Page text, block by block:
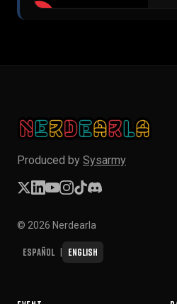
Produced by Sysarmy
© 2026 Nerdearla
Español English